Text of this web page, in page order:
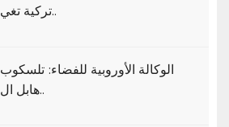
تركية تغي..
الوكالة الأوروبية للفضاء: تلسكوب
هابل ال..